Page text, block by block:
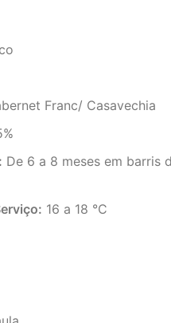
Franc/ Casavechia
De 6 a 8 meses em barris
16 a 18 °C